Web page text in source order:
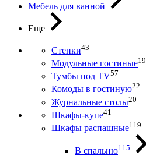
Мебель для ванной
Еще
Стенки43
Модульные гостиные19
Тумбы под ТV57
Комоды в гостиную22
Журнальные столы20
Шкафы-купе41
Шкафы распашные119
В спальню115